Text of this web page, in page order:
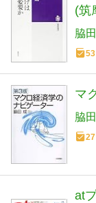
(筑
脇
53
マ
脇
27
at